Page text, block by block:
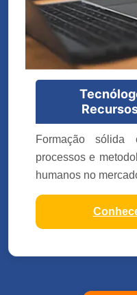
Formação sólida
processos e
humanos no